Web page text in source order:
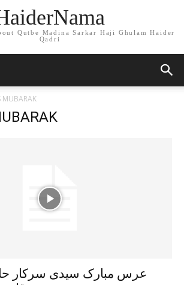
Qadri
MUBARAK
عرس مبارک سیدی سرکار